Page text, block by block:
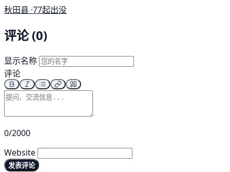
秋田县 ·77起出没
评论 (0)
显示名称
评论
0/2000
Website
发表评论